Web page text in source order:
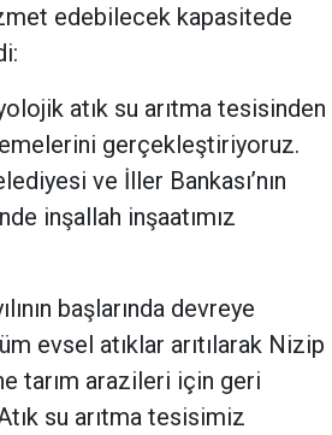
edebilecek kapasitede
atık su arıtma tesisinden
gerçekleştiriyoruz.
ve İller Bankası’nın
inşallah inşaatımız
başlarında devreye
evsel atıklar arıtılarak Nizip
tarım arazileri için geri
su arıtma tesisimiz